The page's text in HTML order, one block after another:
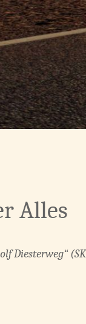
Alles
Diesterweg“